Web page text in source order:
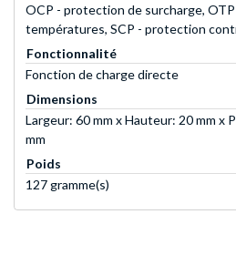
OCP - protection de surcharge,
températures, SCP - protection
Fonctionnalité
Fonction de charge directe
Dimensions
Largeur: 60 mm x Hauteur: 20 mm x
mm
Poids
127 gramme(s)